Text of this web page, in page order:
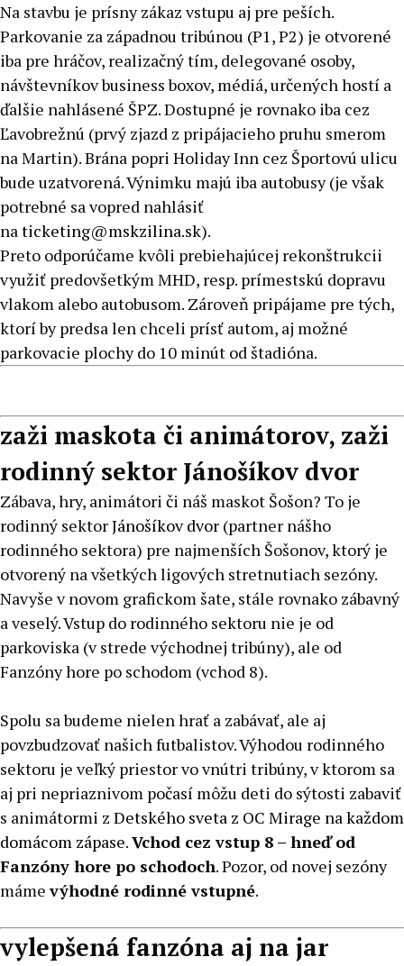
Na stavbu je prísny zákaz vstupu aj pre peších.
Parkovanie za západnou tribúnou (P1, P2) je otvorené
iba pre hráčov, realizačný tím, delegované osoby,
návštevníkov business boxov, médiá, určených hostí a
ďalšie nahlásené ŠPZ. Dostupné je rovnako iba cez
Ľavobrežnú (prvý zjazd z pripájacieho pruhu smerom
na Martin). Brána popri Holiday Inn cez Športovú ulicu
bude uzatvorená. Výnimku majú iba autobusy (je však
potrebné sa vopred nahlásiť
naticketing@mskzilina.sk).
Preto odporúčame kvôli prebiehajúcej rekonštrukcii
využiť predovšetkým MHD, resp. prímestskú dopravu
vlakom alebo autobusom. Zároveň pripájame pre tých,
ktorí by predsa len chceli prísť autom, aj možné
parkovacie plochy do 10 minút od štadióna.
zaži maskota či animátorov, zaži
rodinný sektor Jánošíkov dvor
Zábava, hry, animátori či náš maskot Šošon? To je
rodinný sektorJánošíkov dvor (partner nášho
rodinného sektora) pre najmenších Šošonov, ktorý je
otvorený na všetkých ligových stretnutiach sezóny.
Navyše v novom grafickom šate, stále rovnako zábavný
a veselý. Vstup do rodinného sektoru nie je od
parkoviska (v strede východnej tribúny), ale od
Fanzóny hore po schodom (vchod 8).
Spolu sa budeme nielen hrať a zabávať, ale aj
povzbudzovať našich futbalistov. Výhodou rodinného
sektoru je veľký priestor vo vnútri tribúny, v ktorom sa
aj pri nepriaznivom počasí môžu deti do sýtosti zabaviť
s animátormi z Detského sveta z OC Mirage na každom
domácom zápase.Vchod cez vstup 8 – hneď od
Fanzóny hore po schodoch. Pozor, od novej sezóny
mámevýhodné rodinné vstupné.
vylepšená fanzóna aj na jar